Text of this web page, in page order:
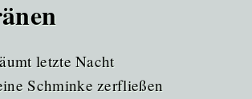
letzte Nacht
Schminke zerfließen